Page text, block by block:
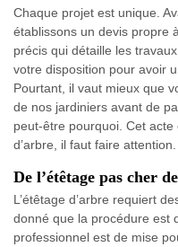
Chaque projet est unique.
établissons un devis propre
précis qui détaille les
votre disposition pour avoir
Pourtant, il vaut mieux que
de nos jardiniers avant de
peut-être pourquoi. Cet
d’arbre, il faut faire attention.
De l’étêtage pas cher
L’étêtage d’arbre requiert
donné que la procédure est
professionnel est de mise